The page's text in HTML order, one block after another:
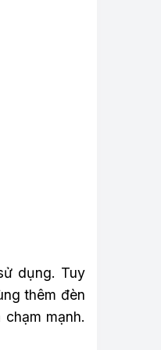
dụng. Tuy
thêm đèn
mạnh.